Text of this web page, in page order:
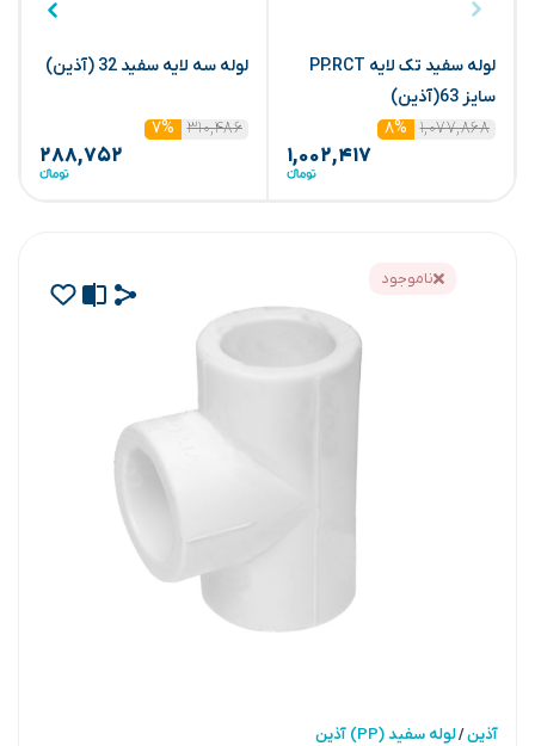
لوله سفید تک لایه PP.RCT
سایز 63(آذین)
۱,۰۷۷,۸۶۸
۸%
۱,۰۰۲,۴۱۷
لوله سه لایه سفید 32 (آذین)
۳۱۰,۴۸۶ ۷%
۲۸۸,۷۵۲
ناموجود
آذین/لوله سفید (PP) آذین